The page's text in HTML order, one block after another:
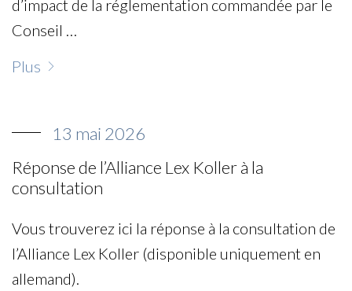
d’impact de la réglementation commandée par le
Conseil …
Plus
13 mai 2026
Réponse de l’Alliance Lex Koller à la
consultation
Vous trouverez ici la réponse à la consultation de
l’Alliance Lex Koller (disponible uniquement en
allemand).